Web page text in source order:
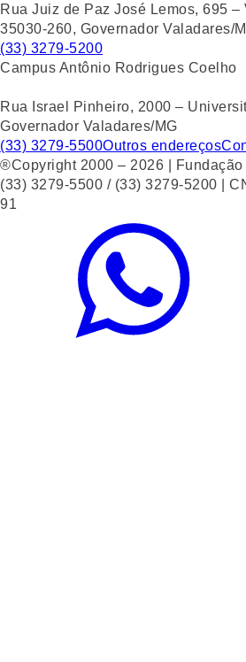
Rua Juiz de Paz José Lemos, 695 –
35030-260, Governador Valadares/
(33) 3279-5200
Campus Antônio Rodrigues Coelho
Rua Israel Pinheiro, 2000 –
Governador Valadares/MG
(33) 3279-5500Outros endereços
®Copyright 2000 – 2026 |
(33) 3279-5500 / (33) 3279-5200 |
91